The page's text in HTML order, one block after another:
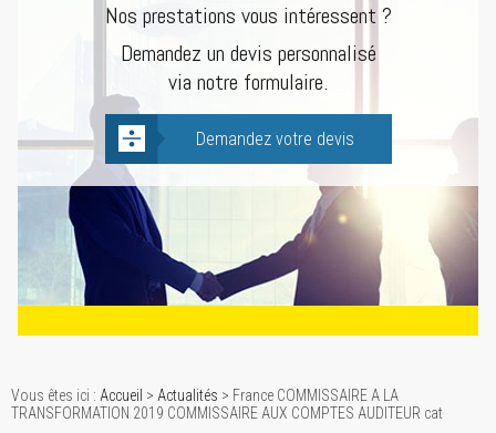
Nos prestations vous intéressent ?
Demandez un devis personnalisé
via notre formulaire.
Demandez votre devis
Vous êtes ici : Accueil > Actualités > France COMMISSAIRE A LA
TRANSFORMATION 2019 COMMISSAIRE AUX COMPTES AUDITEUR cat